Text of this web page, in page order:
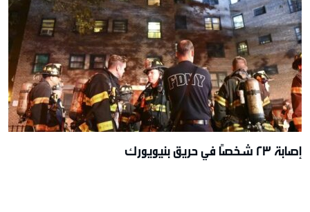
إصابة 23 شخصًا في حريق بنيويورك